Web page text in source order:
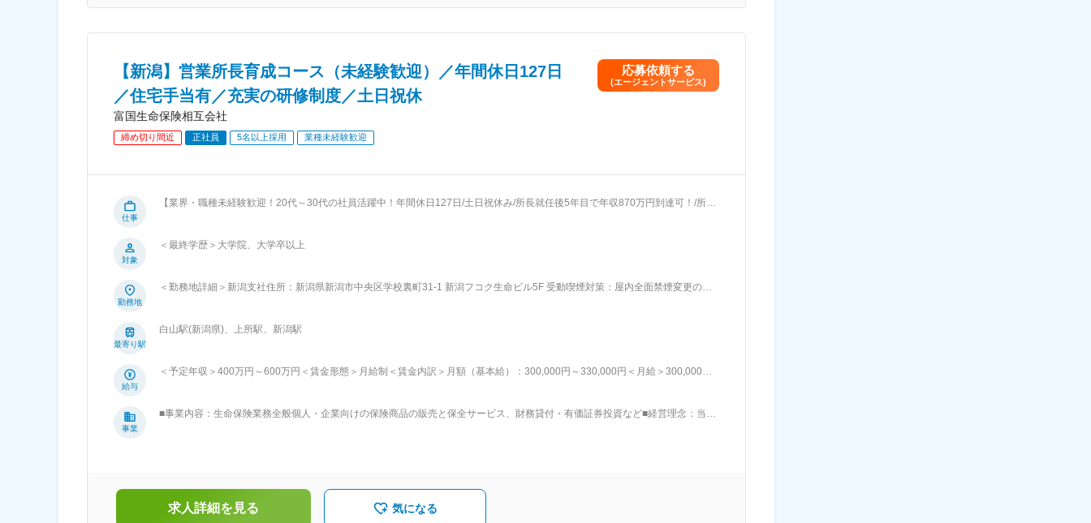
互会社の特徴とも言えます。
【新潟】営業所長育成コース（未経験歓迎）／年間休日127日
／住宅手当有／充実の研修制度／土日祝休
富国生命保険相互会社
応募依頼する
(エージェントサービス)
締め切り間近 正社員 5名以上採用 業種未経験歓迎
仕事
【業界・職種未経験歓迎！20代～30代の社員活躍中！年間休日127日/土日祝休み/所長就任後5年目で年収870万円到達可！/所定
コースです。 未経験採用を前提としているため、研修などの育成体制は充実しております。 営業所長昇格後は全国461の各営業
・営業戦略の策定,販促用ツールの企画 ・営業所の実績向上を目的とした、キャンペーンやイベントの企画・運営 ■入社後の流
さま対応等の現場での個人営業を経験 ↓ ・事務研修／2ヵ月 お客さま対応や事務処理、経営費管理、労務管理等の習得 ↓ ・採用
共に育児休職取得率は100%！ ・時差出勤制度、社宅制度（営業所長就任後、利用可）も完備 ・住宅手当や家族手当、退職金手
へお支払いする保険）なので、配当還元が充実しており、実質的な保険料負担の軽減を図っております。「健康配当」にも注力
しており、健康であれば健康配当のお支払いが続くという仕組みに強みがあります。 変更の範囲：会社の定める業務
対象
＜最終学歴＞大学院、大学卒以上
勤務地
＜勤務地詳細＞新潟支社住所：新潟県新潟市中央区学校裏町31-1 新潟フコク生命ビル5F 受動喫煙対策：屋内全面禁煙変更の範
最寄り駅
白山駅(新潟県)、上所駅、新潟駅
給与
＜予定年収＞400万円～600万円＜賃金形態＞月給制＜賃金内訳＞月額（基本給）：300,000円～330,000円＜月給＞300,000円
月給33万円+住宅手当4万円+家族手当3万7000円賃金はあくまでも目安の金額であり、選考を通じて上下する可能性がありま
事業
■事業内容：生命保険業務全般個人・企業向けの保険商品の販売と保全サービス、財務貸付・有価証券投資など■経営理念：当社
点」としてまいります。■特徴・強み：【相互会社という形態】生命保険会社の経営形態には「相互会社」と「株式会社」の2つ
があり、富国生命は相互会社です。相互会社は、生命保険が相互扶助の仕組みであるということから、保険業法により保険会社
だけに認められている会社形態です。契約者さまは原則「社員※」となり、会社の構成員として会社の運営に参加することがで
求人詳細を見る 気になる